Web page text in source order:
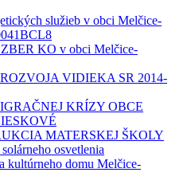
služieb v obci Melčice-
KO v obci Melčice-
VIDIEKA SR 2014-
KRÍZY OBCE
MATERSKEJ ŠKOLY
osvetlenia
kultúrneho domu Melčice-